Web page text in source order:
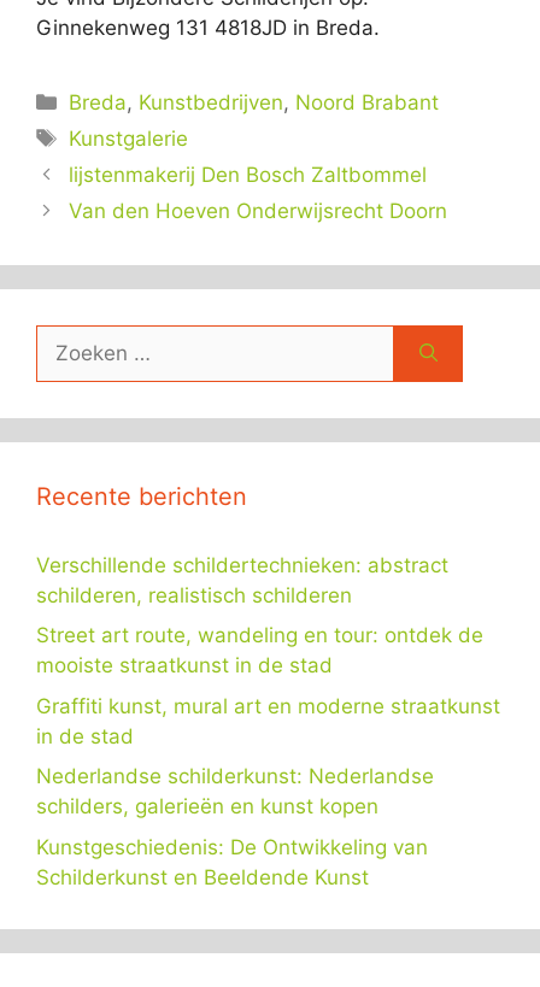
Ginnekenweg 131 4818JD in Breda.
Categorieën
Breda, Kunstbedrijven, Noord Brabant
Tags
Kunstgalerie
lijstenmakerij Den Bosch Zaltbommel
Van den Hoeven Onderwijsrecht Doorn
naar:
Recente berichten
Verschillende schildertechnieken: abstract
schilderen, realistisch schilderen
Street art route, wandeling en tour: ontdek de
mooiste straatkunst in de stad
Graffiti kunst, mural art en moderne straatkunst
in de stad
Nederlandse schilderkunst: Nederlandse
schilders, galerieën en kunst kopen
Kunstgeschiedenis: De Ontwikkeling van
Schilderkunst en Beeldende Kunst